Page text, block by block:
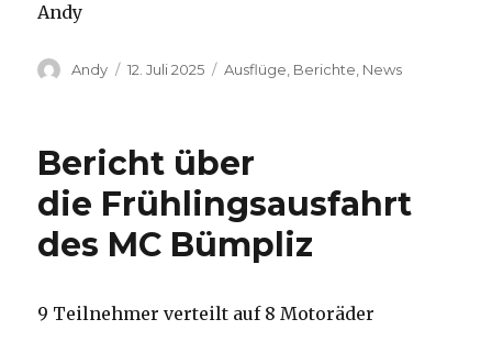
Andy
Autor
Andy
Veröffentlicht
12. Juli 2025 Kategorien
Ausflüge, Berichte, News
Bericht über
die Frühlingsausfahrt
des MC Bümpliz
9 Teilnehmer verteilt auf 8 Motoräder